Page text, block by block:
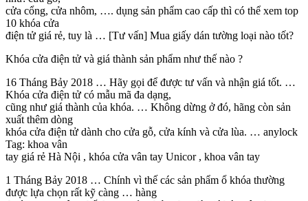
cửa cổng, cửa nhôm, …. dụng sản phẩm cao cấp thì có thể xem top
10 khóa cửa
điện tử giá rẻ, tuy là … [Tư vấn] Mua giấy dán tường loại nào tốt?
Khóa cửa điện tử và giá thành sản phẩm như thế nào ?
16 Tháng Bảy 2018 … Hãy gọi để được tư vấn và nhận giá tốt. …
Khóa cửa điện tử có mẫu mã đa dạng,
cũng như giá thành của khóa. … Không dừng ở đó, hãng còn sản
xuất thêm dòng
khóa cửa điện tử dành cho cửa gỗ, cửa kính và cửa lùa. … anylock
Tag: khoa vân
tay giá rẻ Hà Nội , khóa cửa vân tay Unicor , khoa vân tay
1 Tháng Bảy 2018 … Chính vì thế các sản phẩm ổ khóa thường
được lựa chọn rất kỹ càng … hàng